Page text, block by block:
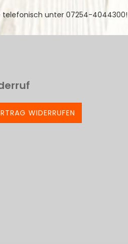
unter 07254-
WIDERRUFEN